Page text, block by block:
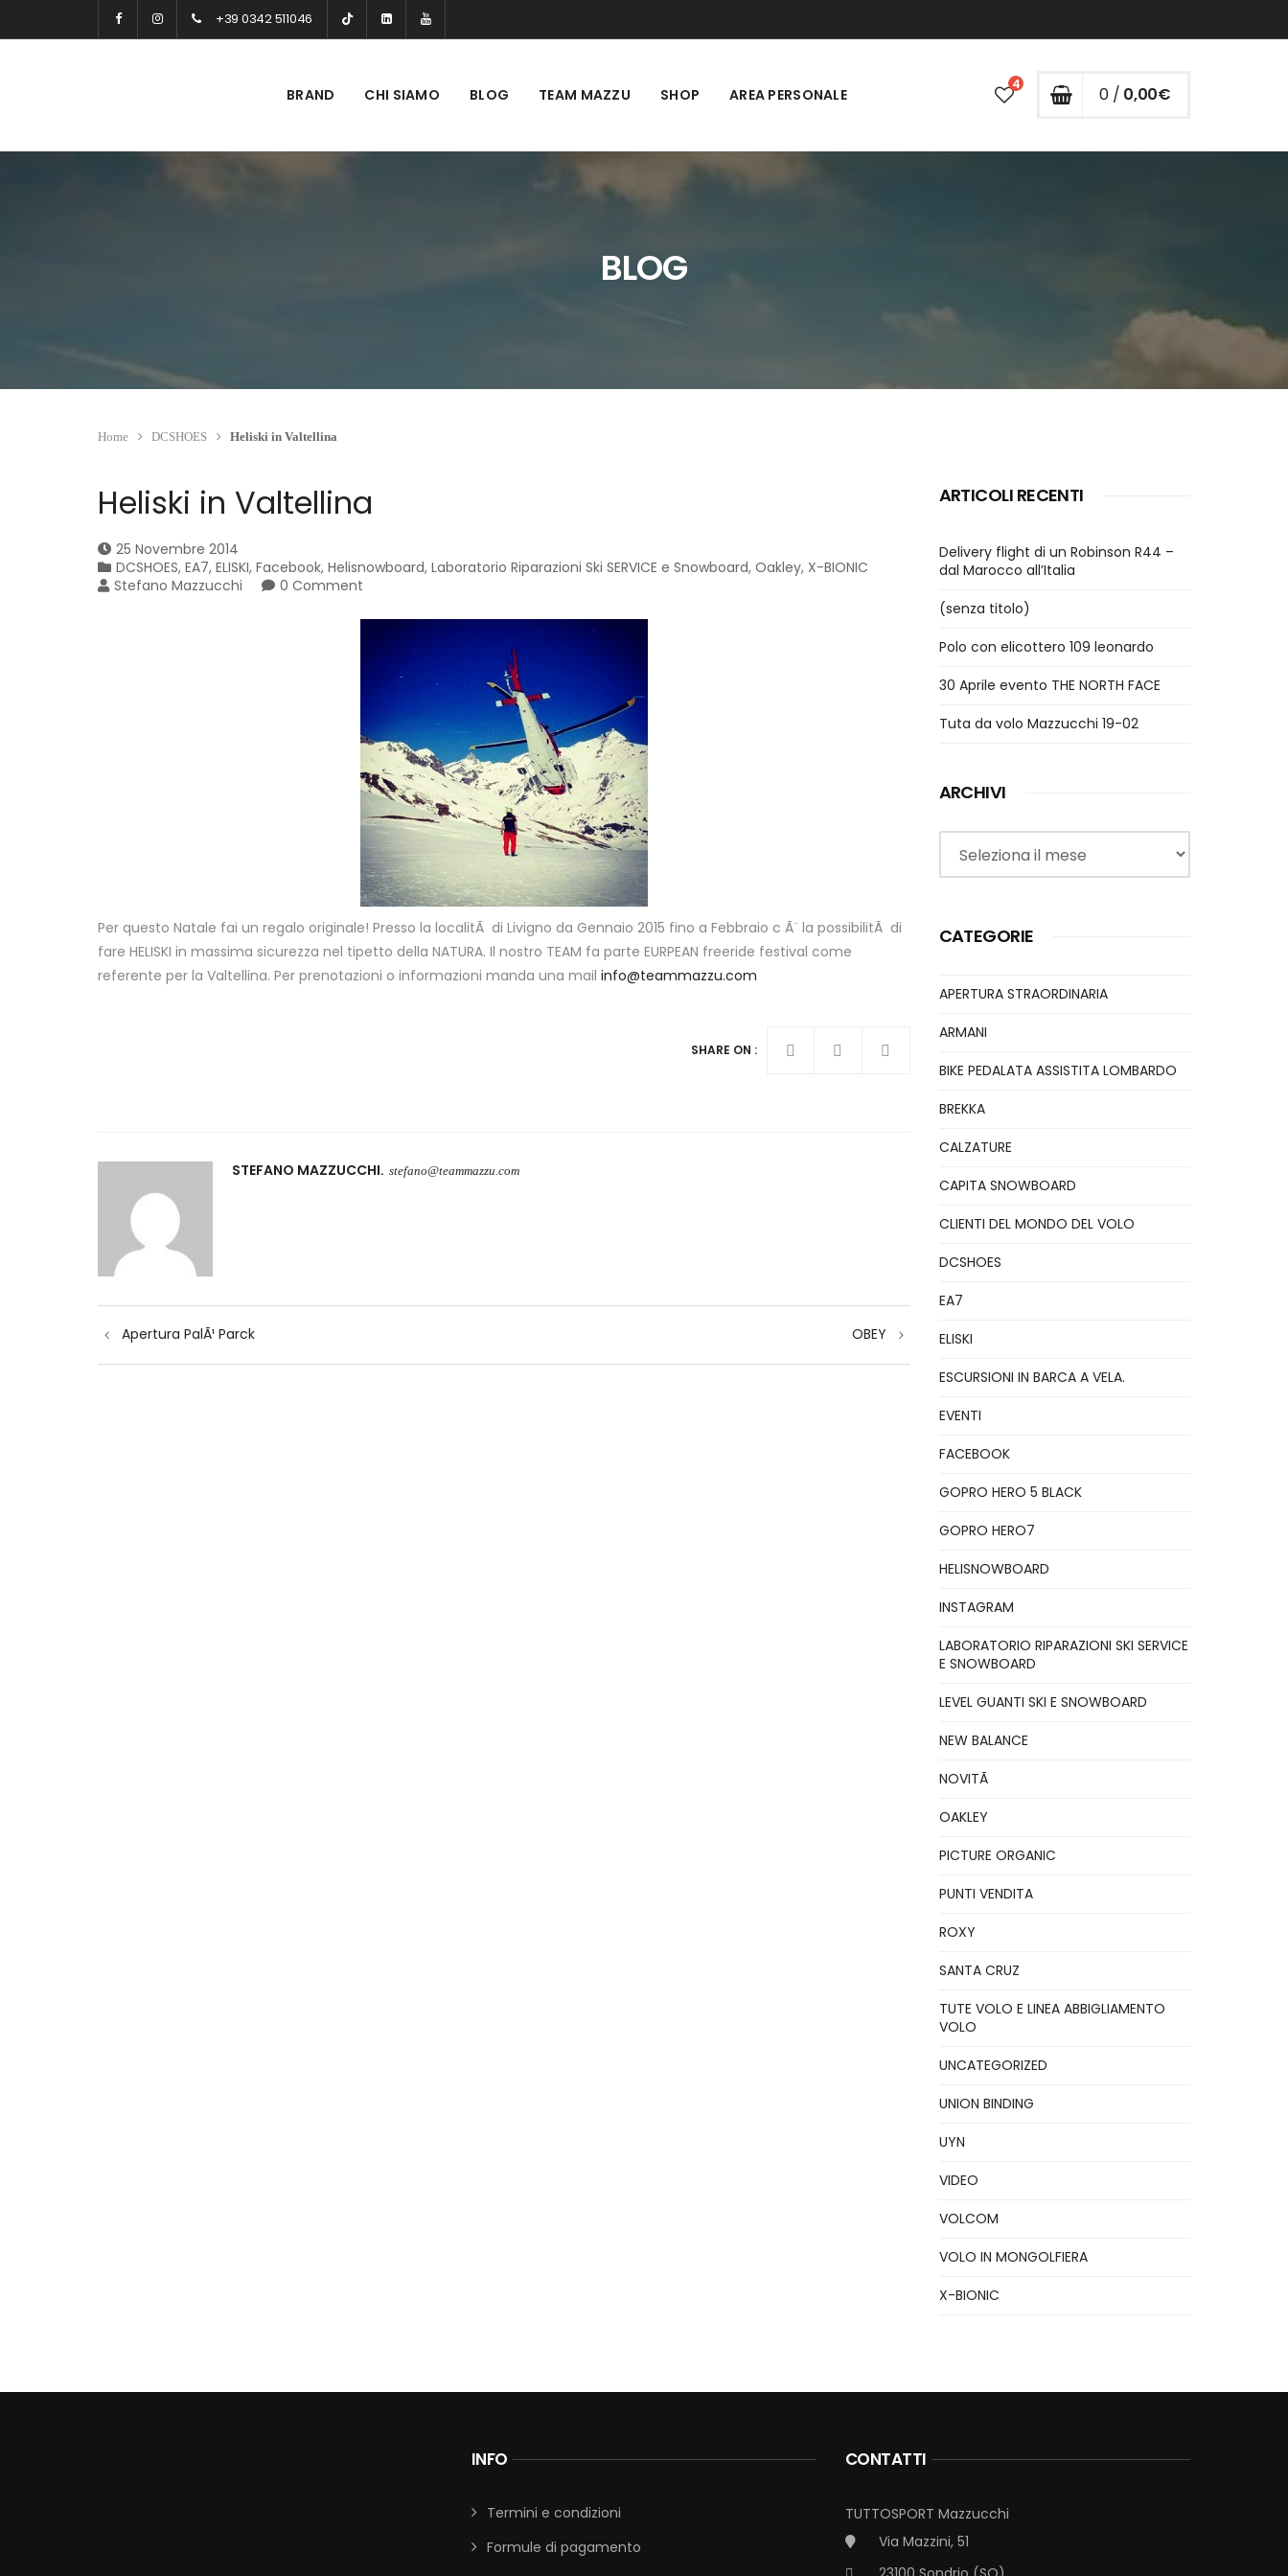
+39 0342 511046
BRAND CHI SIAMO BLOG TEAM MAZZU SHOP AREA PERSONALE
4 0 / 0,00€
BLOG
Home DCSHOES Heliski in Valtellina
Heliski in Valtellina
25 Novembre 2014
DCSHOES, EA7, ELISKI, Facebook, Helisnowboard, Laboratorio Riparazioni Ski SERVICE e Snowboard, Oakley, X-BIONIC
Stefano Mazzucchi
0 Comment
Per questo Natale fai un regalo originale! Presso la localitÃ di Livigno da Gennaio 2015 fino a Febbraio c Ã¨ la possibilitÃ di
fare HELISKI in massima sicurezza nel tipetto della NATURA. Il nostro TEAM fa parte EURPEAN freeride festival come
referente per la Valtellina. Per prenotazioni o informazioni manda una mail info@teammazzu.com
SHARE ON :
STEFANO MAZZUCCHI stefano@teammazzu.com
articoli
Apertura PalÃ¹ Parck OBEY
ARTICOLI RECENTI
Delivery flight di un Robinson R44 –
dal Marocco all’Italia
(senza titolo)
Polo con elicottero 109 leonardo
30 Aprile evento THE NORTH FACE
Tuta da volo Mazzucchi 19-02
ARCHIVI
Archivi
CATEGORIE
APERTURA STRAORDINARIA
ARMANI
BIKE PEDALATA ASSISTITA LOMBARDO
BREKKA
CALZATURE
CAPITA SNOWBOARD
CLIENTI DEL MONDO DEL VOLO
DCSHOES
EA7
ELISKI
ESCURSIONI IN BARCA A VELA.
EVENTI
FACEBOOK
GOPRO HERO 5 BLACK
GOPRO HERO7
HELISNOWBOARD
INSTAGRAM
LABORATORIO RIPARAZIONI SKI SERVICE
E SNOWBOARD
LEVEL GUANTI SKI E SNOWBOARD
NEW BALANCE
NOVITÃ
OAKLEY
PICTURE ORGANIC
PUNTI VENDITA
ROXY
SANTA CRUZ
TUTE VOLO E LINEA ABBIGLIAMENTO
VOLO
UNCATEGORIZED
UNION BINDING
UYN
VIDEO
VOLCOM
VOLO IN MONGOLFIERA
X-BIONIC
INFO
Termini e condizioni
Formule di pagamento
CONTATTI
TUTTOSPORT Mazzucchi
Via Mazzini, 51